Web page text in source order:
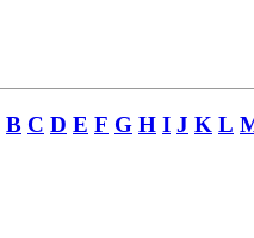
B C D E F G H I J K L